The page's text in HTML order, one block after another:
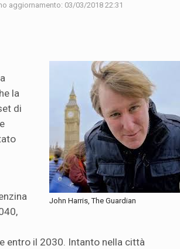
aggiornamento: 03/03/2018 22:31
John Harris, The Guardian
la
di
entro il 2030. Intanto nella città